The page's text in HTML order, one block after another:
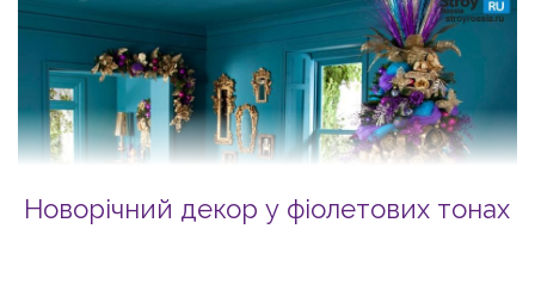
Новорічний декор у фіолетових тонах